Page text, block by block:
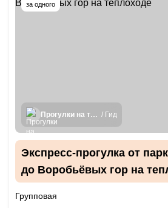
за одного
Прогулки на теплоходах / Гид
Экспресс-прогулка от
до Воробьёвых гор на
Групповая